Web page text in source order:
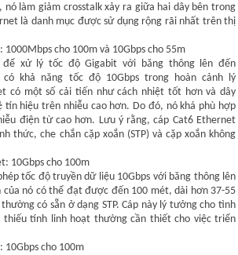
nó làm giảm crosstalk xảy ra giữa hai dây bên trong
là danh mục được sử dụng rộng rãi nhất trên thị
1000Mbps cho 100m và 10Gbps cho 55m
để xử lý tốc độ Gigabit với băng thông lên đến
khả năng tốc độ 10Gbps trong hoàn cảnh lý
có một số cải tiến như cách nhiệt tốt hơn và dây
tín hiệu trên nhiễu cao hơn. Do đó, nó khá phù hợp
điện từ cao hơn. Lưu ý rằng, cáp Cat6 Ethernet
thức, che chắn cặp xoắn (STP) và cặp xoắn không
10Gbps cho 100m
tốc độ truyền dữ liệu 10Gbps với băng thông lên
của nó có thể đạt được đến 100 mét, dài hơn 37-55
có sẵn ở dạng STP. Cáp này lý tưởng cho tình
thiếu tính linh hoạt thường cần thiết cho việc triển
10Gbps cho 100m